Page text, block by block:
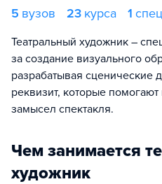
5 вузов 23 курса 1
Театральный художник –
за создание визуального
разрабатывая сценические
реквизит, которые
замысел спектакля.
Чем занимается
художник